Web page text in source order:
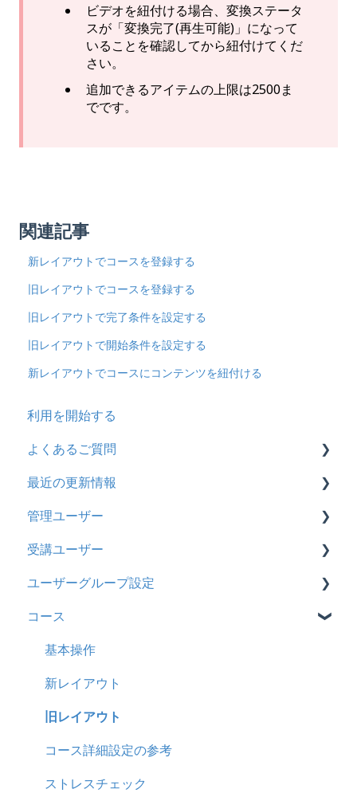
ビデオを紐付ける場合、変換ステータ
スが「変換完了(再生可能)」になって
いることを確認してから紐付けてくだ
さい。
追加できるアイテムの上限は2500ま
でです。
関連記事
新レイアウトでコースを登録する
旧レイアウトでコースを登録する
旧レイアウトで完了条件を設定する
旧レイアウトで開始条件を設定する
新レイアウトでコースにコンテンツを紐付ける
利用を開始する
よくあるご質問
契約
トライアル
カスタマイズ
インターネット・セキュリティ
料金
管理ユーザー・受講ユーザー
履歴
コンテンツ
CSV
ドキュメント
最近の更新情報
2026年8月アップデート
2026年2月アップデート
2025年10月アップデート
2025年9月アップデート
2025年3月アップデート
2024年12月アップデート
2024年8月アップデート
2024年5月アップデート
2023年12月アップデート
管理ユーザー
管理ユーザーの統合について
管理ユーザーについて
ロールと権限
受講ユーザー
基本操作
【新レイアウト】受講ユーザー登録について
【旧レイアウト】ユーザー編集について
ユーザーグループ設定
【新レイアウト】ユーザーグループ設定
【旧レイアウト】ユーザーグループ設定
コース
基本操作
新レイアウト
旧レイアウト
コース詳細設定の参考
ストレスチェック